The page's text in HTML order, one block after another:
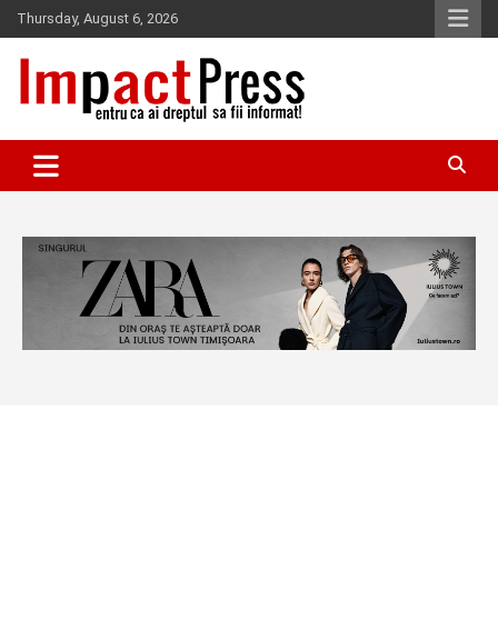
Skip
to
content
Thursday, August 6, 2026
IMPACTPRESS